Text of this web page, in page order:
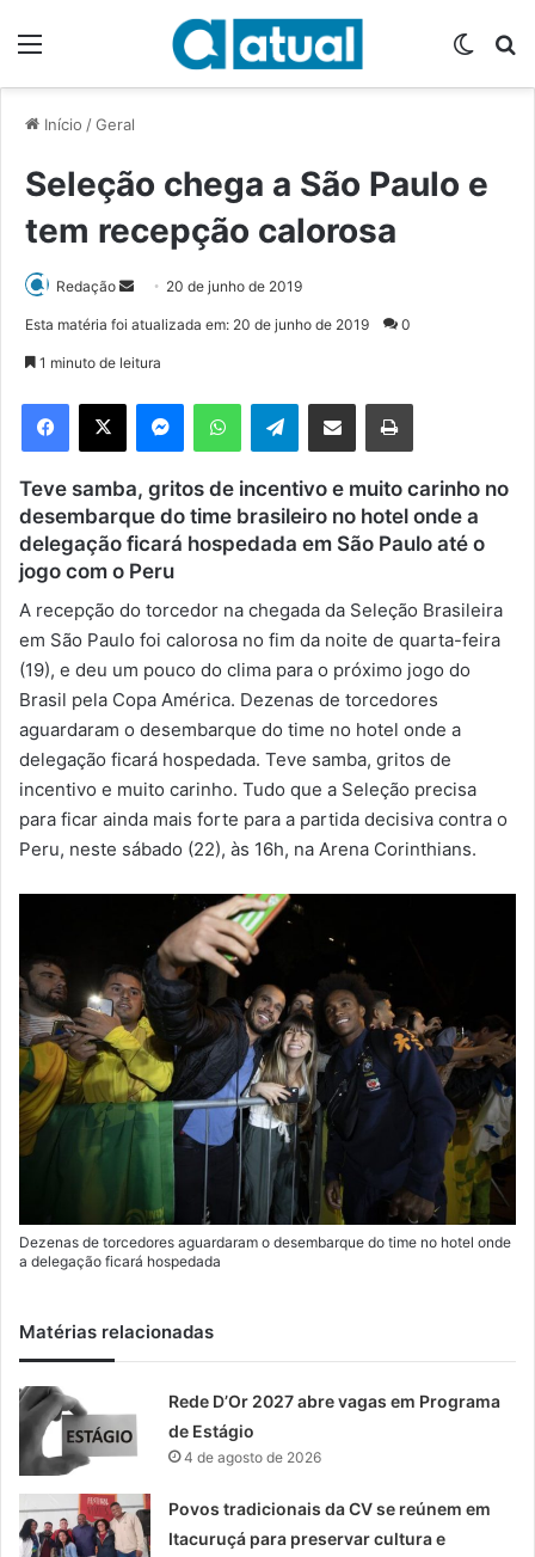
Início /Geral
Seleção chega a São Paulo e
tem recepção calorosa
Redação
d
e
m
e
-
m
a
20 de junho de 2019
Esta matéria foi atualizada em: 20 de junho de 2019 0
1 minuto de leitura
Telegram
Teve samba, gritos de incentivo e muito carinho no
desembarque do time brasileiro no hotel onde a
delegação ficará hospedada em São Paulo até o
jogo com o Peru
A recepção do torcedor na chegada da Seleção Brasileira
em São Paulo foi calorosa no fim da noite de quarta-feira
(19), e deu um pouco do clima para o próximo jogo do
Brasil pela Copa América. Dezenas de torcedores
aguardaram o desembarque do time no hotel onde a
delegação ficará hospedada. Teve samba, gritos de
incentivo e muito carinho. Tudo que a Seleção precisa
para ficar ainda mais forte para a partida decisiva contra o
Peru, neste sábado (22), às 16h, na Arena Corinthians.
Dezenas de torcedores aguardaram o desembarque do time no hotel onde
a delegação ficará hospedada
Matérias relacionadas
Rede D’Or 2027 abre vagas em Programa
de Estágio
4 de agosto de 2026
Povos tradicionais da CV se reúnem em
Itacuruçá para preservar cultura e